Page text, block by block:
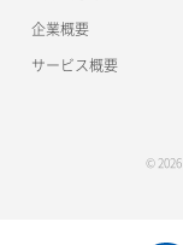
セキュリティグルー
接続許可DBユーザー
接続許可DBユーザー
企業概要
サービス概要
©